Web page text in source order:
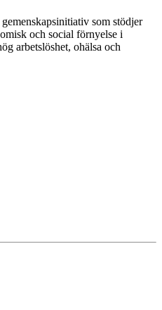
som stödjer
och social förnyelse i
arbetslöshet, ohälsa och